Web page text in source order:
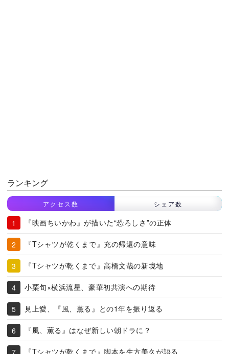
ランキング
アクセス数 シェア数
『映画ちいかわ』が描いた“恐ろしさ”の正体
『Tシャツが乾くまで』充の帰還の意味
『Tシャツが乾くまで』高橋文哉の新境地
小栗旬×横浜流星、豪華初共演への期待
見上愛、『風、薫る』との1年を振り返る
『風、薫る』はなぜ新しい朝ドラに？
『Tシャツが乾くまで』脚本を生方美久が語る